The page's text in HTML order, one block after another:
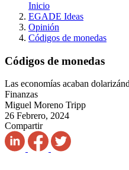
Inicio
EGADE Ideas
Opinión
Códigos de monedas
Códigos de monedas
Las economías acaban
Finanzas
Miguel Moreno Tripp
26 Febrero, 2024
Compartir